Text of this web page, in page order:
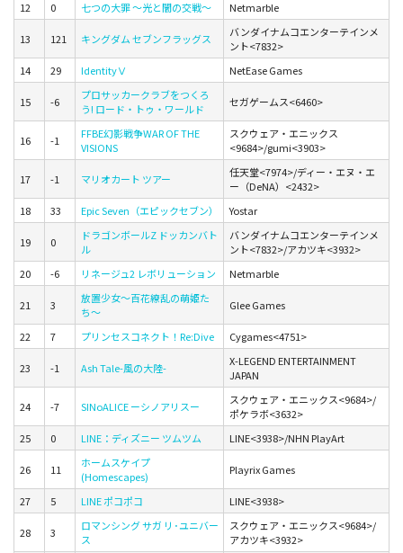
12 0 七つの大罪 ～光と闇の交戦～ Netmarble
13 121 キングダム セブンフラッグス
バンダイナムコエンターテインメ
ント<7832>
14
29 IdentityⅤ NetEase Games
15 -6
プロサッカークラブをつくろ
う! ロード・トゥ・ワールド
セガゲームス<6460>
16 -1
FFBE幻影戦争WAR OF THE
VISIONS
スクウェア・エニックス
<9684>/gumi<3903>
17 -1 マリオカート ツアー
任天堂<7974>/ディー・エヌ・エ
ー（DeNA）<2432>
18
33 Epic Seven（エピックセブン） Yostar
19 0
ドラゴンボールZ ドッカンバト
ル
バンダイナムコエンターテインメ
ント<7832>/アカツキ<3932>
20
-6 リネージュ2 レボリューション Netmarble
21 3
放置少女～百花繚乱の萌姫た
ち～
Glee Games
22 7 プリンセスコネクト！Re:Dive Cygames<4751>
23 -1 Ash Tale-風の大陸-
X-LEGEND ENTERTAINMENT
JAPAN
24 -7 SINoALICE ーシノアリスー
スクウェア・エニックス<9684>/
ポケラボ<3632>
25
0 LINE：ディズニー ツムツム LINE<3938>/NHN PlayArt
26 11
ホームスケイプ
(Homescapes)
Playrix Games
27 5 LINE ポコポコ LINE<3938>
28 3
ロマンシング サガ リ･ユニバー
ス
スクウェア・エニックス<9684>/
アカツキ<3932>